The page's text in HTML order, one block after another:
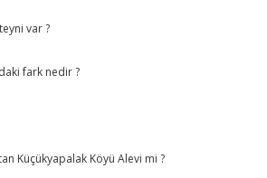
var ?
fark nedir ?
Küçükyapalak Köyü Alevi mi ?